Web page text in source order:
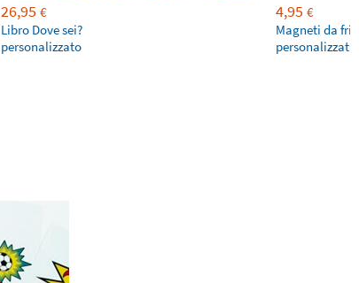
26,95 €
Libro Dove sei?
personalizzato
4,95 €
Magneti da
personalizzati